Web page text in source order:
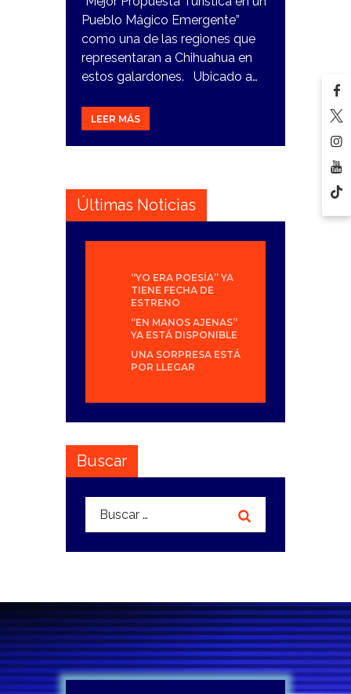
Pueblo Mágico Emergente”
como una de las regiones que
representaran a Chihuahua en
estos galardones. Ubicado a…
LEER MÁS
Últimas Noticias
“YO ERA POESÍA” YA
TIENE FECHA DE
ESTRENO
“EN MANOS AJENAS”
YA ESTÁ DISPONIBLE
UNA SORPRESA ESTÁ
POR LLEGAR
Buscar
Buscar: